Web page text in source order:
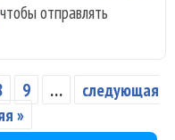
отправлять
9 …
следующая
»